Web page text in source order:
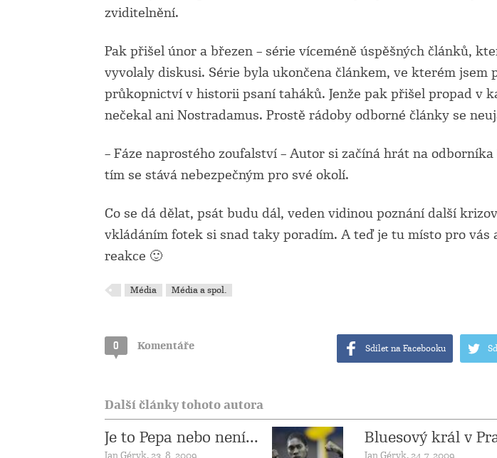
zviditelnění.
Pak přišel únor a březen – série víceméně úspěšných článků,
vyvolaly diskusi. Série byla ukončena článkem, ve kterém jsem
průkopnictví v historii psaní taháků. Jenže pak přišel propad v
nečekal ani Nostradamus. Prostě rádoby odborné články se
– Fáze naprostého zoufalství – Autor si začíná hrát na odborníka
tím se stává nebezpečným pro své okolí.
Co se dá dělat, psát budu dál, veden vidinou poznání další
vkládáním fotek si snad taky poradím. A teď je tu místo pro vás
reakce 🙂
Média Média a spol.
0 Komentáře Sdílet na Facebooku
Další články tohoto autora
Je to Pepa nebo není...
Jan Géryk, 23. 8. 2009
Bluesový král v
Jan Géryk, 24. 7. 2009